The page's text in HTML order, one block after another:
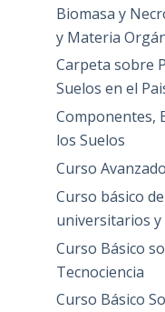
Biomasa y
y Materia
Carpeta sobre
Suelos en el
Componentes,
los Suelos
Curso
Curso básico
universitarios
Curso Básico
Tecnociencia
Curso Básico